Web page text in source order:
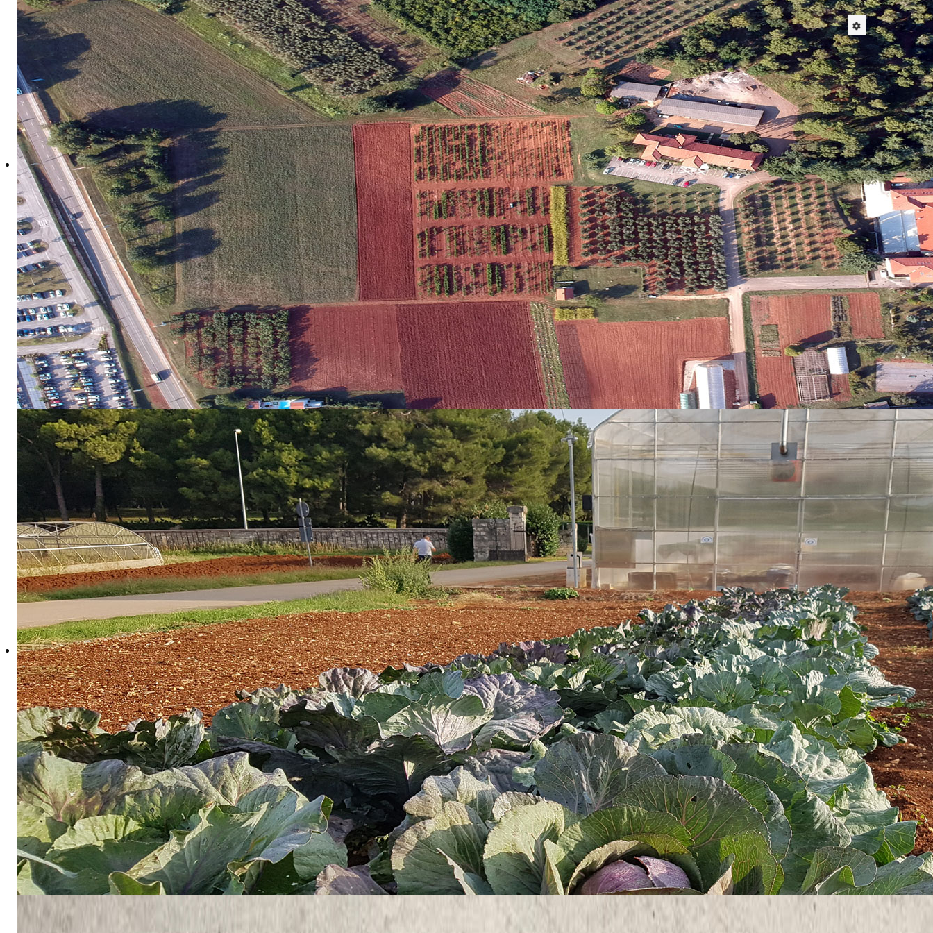
Ažurirano: 19 Svibanj 2026
Naziv projekta: Razvoj nove prekogranične održive inkluzivne turističke destinacije IstraECOinclusive
AKRONIM:IstraECOinclusive
Trajanje projekta:30 mjeseci
Vremenski period:
01. ožujak 2026. - 30. rujan 2028.
Partnerske institucije:
Vodeći partner na projektu:Znanstvenoraziskovalni center Slovenske akademije znanosti in umetnosti
Sonček – Zveza društev za cerebralno paralizo Slovenije, so.p.
TURIST - Inštitut za odgovorni turizem
Istarska županija (odjel za turizam)
Institut za poljoprivredu i turizam
Općina Vrsar-Orsera
Turistička zajednica općine Vrsar
Voditeljica projekta u Institutu: dr.sc. Ana Težak Damijanić
Suradnici na projektu u Institutu:
mr.sc. Ninoslav Luk
dr.sc. Ana Čehić Marić
dr.sc. Smiljana Goreta Ban
dr.sc. Dean Ban
dr.sc. Milan Oplanić
Ukupni proračun projekta: 1.417.856,00 € (IPTPO 149.058,00 €)
Interreg Slovenija - Hrvatska
Sažetak projekta:
Zajednički izazov programskog područja, koji rješavamo kroz prekograničnu suradnju u projektu, je nizak stupanj razvoja održivog turizma s obje strane granice u Istri. Neodrživi
turizam, koji dominira Istrom, predstavlja prijetnju propadanju regije i turističke industrije. Prednjači masovni turizam koji ima negativne posljedice na prirodu i društvo, a u nekim
obalnim područjima već negativno utječe na kvalitetu života. Također je vrijedno spomenuti nedostatak prekogranične suradnje i osposobljenosti dionika za zelenu tranziciju i
održivost u turizmu. Nedostatak radne snage, posebice u ruralnim područjima, dodatno otežava održivo restrukturiranje sektora. Socijalna uključenost (u ostatku projektne prijave
izrazi socijalna uključenost ili samo uključenost koristit će se naizmjenično) starijih osoba i osoba s invaliditetom također ostaje važan izazov. Digitalizacija turizma za zajedničko
upravljanje neiskorištena je prilika koja zahtijeva pojačanu prekograničnu suradnju.
Opći cilj projekta je uspostaviti novu prekograničnu održivu inkluzivnu turističku destinaciju IstraECOinclusive za razvoj ljudskih kapaciteta (znanja, vještina, sposobnosti, iskustva)
i materijalnih resursa za dugoročno povećanje broja dionika u turizmu i osoba iz ranjivih skupina koji će implementirati principe održivosti i socijalne uključenosti bez granica u
svijesti, vremenu i prostoru na području nove destinacije.
Postavili smo si 3 specifična cilja, koja ćemo ostvariti kroz 3 radna paketa. 1. stručno osposobiti voditelje nove prekogranične održive inkluzivne turističke destinacije
IstraECOinclusive za održivo poslovanje i zelenu tranziciju, s naglaskom na socijalnu uključivost u turizmu,
2. cjelovito uspostaviti i testirati destinaciju IstraECOinclusive kao primjer dobre prakse unaprjeđenja turističkih sadržaja s održivim i inkluzivnim standardima,
3. implementirati model zajedničkog upravljanja prekograničnom održivom inkluzivnom turističkom destinacijom IstraECOinclusive i učinkovito promovirati novu destinaciju.
Glavni rezultati projekta bit će (1.1) Strategija razvoja nove prekogranične održive inkluzivne destinacije IstraECOinclusive i akcijski plan, (1.2) Prekogranični konzorcij - partnerstvo
za razvoj i upravljanje destinacijom IstraECOinclusive, (2.1) Uspostavljena i pilot testirana nova prekogranična održiva inkluzivna destinacija IstraECOinclusive, (3.1) zajednički
razvijen Model upravljanja prekograničnom održivom inkluzivnom turističkom destinacijom IstraECOinclusive, i (3.2) zajednički organiziran završni javni prekogranični događaj s
izračunom ugljičnog otiska.
Korist će imati pružatelji turističkih usluga s obje strane granice i dionici (posjetitelji, lokalne zajednice, stručna javnost i stanovnici). Posebna ciljna skupina bit će osobe s
invaliditetom, koje će od projekta imati koristi i kao domaćini (turistički ponuditelji – npr. Sonček) i gosti (posjetitelji poligona i veznih staza i sl.).
Ključna novina bit će inovativni prekogranični pristup u povezivanju nositelja destinacije – poligona ZEC Kontija (Vrsar) i Centar Sonček (Elerji) sa suosnivačima prekograničnog
konzorcija, tj. općine hrvatske Istre i općine slovenske Istre kroz koje prolazi spojna staza Parenzana. Ovakvim pristupom postići će se učinkovito podizanje svijesti i
osposobljavanje svih onih kojima je stalo da dugoročno zajedno u projektu počnu graditi koncept održivog i inkluzivnog prekograničnog turizma, prema načelu 14 skupova kriterija
održivosti (u daljnjem tekstu 14K) postavljenih u projektu. Partneri iz slovenskog dijela Istre doprinijet će partnerstvu znanjem i iskustvom u zelenoj tranziciji, certificiranju
međunarodnim oznakama održivosti, uključivanju osoba s invaliditetom i interpretaciji baštine. Hrvatski partneri će slovenskim partnerima i dionicima u turizmu prenijeti znanja o
upravljanju kulturnom baštinom, promicanju turističkih proizvoda i događanja, osposobljavanju specifičnih ciljnih skupina itd. Projektni partneri dolaze iz različitih sektora pa će se
uspostavom partnerstva ojačati prekogranična institucionalna povezanost, što će biti od dugoročne koristi svim partnerima u njihovim područjima stručnosti. Prekograničnu
dugoročnu održivost osigurat će konzorcij IstraECOinclusive - partnerstvo 7 PP-a i općin uz Parenzanu.